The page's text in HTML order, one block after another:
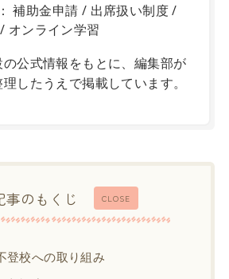
補助金申請 / 出席扱い制度 /
オンライン学習
公式情報をもとに、編集部が
したうえで掲載しています。
CLOSE
事のもくじ
登校への取り組み